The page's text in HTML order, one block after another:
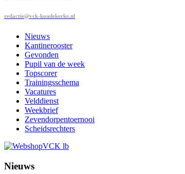
redactie@vck-koudekerke.nl
Nieuws
Kantinerooster
Gevonden
Pupil van de week
Topscorer
Trainingsschema
Vacatures
Velddienst
Weekbrief
Zevendorpentoernooi
Scheidsrechters
Nieuws